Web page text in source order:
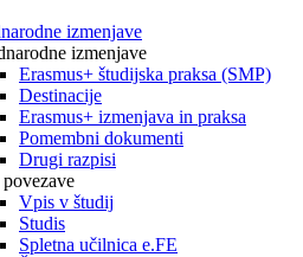
izmenjave
izmenjave
Erasmus+ študijska praksa (SMP)
Destinacije
Erasmus+ izmenjava in praksa
Pomembni dokumenti
Drugi razpisi
Vpis v študij
Studis
Spletna učilnica e.FE